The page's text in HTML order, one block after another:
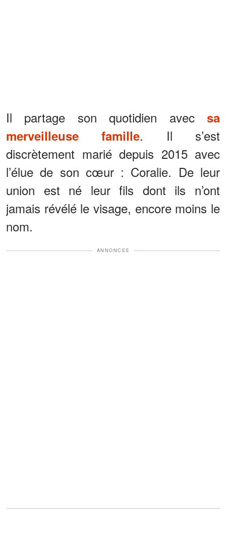
Il partage son quotidien avec sa
merveilleuse famille. Il s’est
discrètement marié depuis 2015 avec
l’élue de son cœur : Coralie. De leur
union est né leur fils dont ils n’ont
jamais révélé le visage, encore moins le
nom.
ANNONCES